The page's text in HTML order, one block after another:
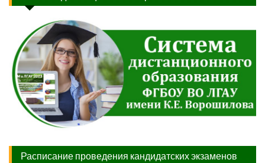
Расписание проведения кандидатских экзаменов